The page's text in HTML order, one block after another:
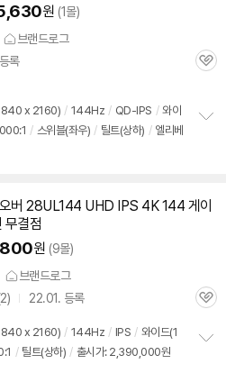
원 (1몰)
브랜드로그
록
관
x 2160) / 144Hz / QD-IPS / 와이
/ 스위블(좌우) / 틸트(상하) / 엘리베
기
버 28UL144 UHD IPS 4K 144 게이
무결점
원 (9몰)
브랜드로그
상
리
뷰
2) 22.01. 등록
관
x 2160) / 144Hz / IPS / 와이드(1
/ 틸트(상하) / 출시가: 2,390,000원